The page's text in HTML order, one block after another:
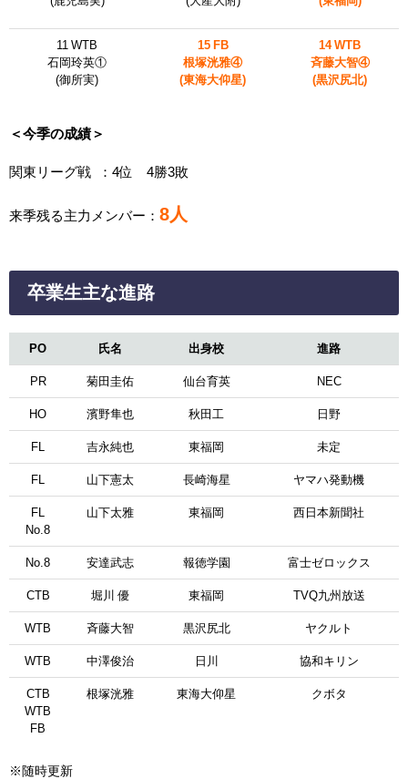
11 WTB
石岡玲英①
(御所実)
15 FB
根塚洸雅④
(東海大仰星)
14 WTB
斉藤大智④
(黒沢尻北)
＜今季の成績＞
関東リーグ戦 ：4位 4勝3敗
来季残る主力メンバー： 8人
卒業生主な進路
PO 氏名 出身校 進路
PR 菊田圭佑 仙台育英 NEC
HO 濱野隼也 秋田工 日野
FL 吉永純也 東福岡 未定
FL 山下憲太 長崎海星 ヤマハ発動機
FL
No.8
山下太雅 東福岡 西日本新聞社
No.8 安達武志 報徳学園 富士ゼロックス
CTB 堀川 優 東福岡 TVQ九州放送
WTB 斉藤大智 黒沢尻北 ヤクルト
WTB 中澤俊治 日川 協和キリン
CTB
WTB
FB
根塚洸雅 東海大仰星 クボタ
※随時更新